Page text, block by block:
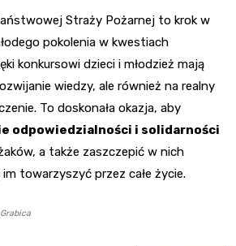
Straży Pożarnej to krok w
pokolenia w kwestiach
konkursowi dzieci i młodzież mają
wiedzy, ale również na realny
To doskonała okazja, aby
odpowiedzialności i solidarności
a także zaszczepić w nich
towarzyszyć przez całe życie.